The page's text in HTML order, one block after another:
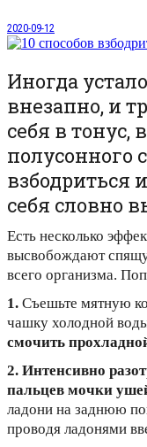
2020-09-12
Иногда
внезапно, и
себя в тонус,
полусонного
взбодриться
себя словно
Есть несколько
высвобождают
всего организма.
1. Съешьте мятную
чашку холодной
смочить
2. Интенсивно
пальцев мочки
ладони на заднюю
проводя ладонями